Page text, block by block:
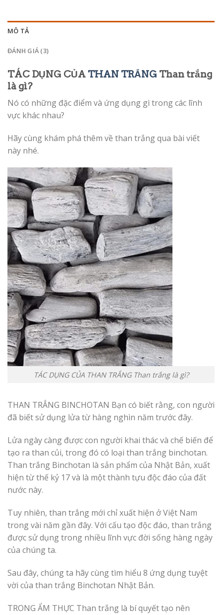
MÔ TẢ
ĐÁNH GIÁ (3)
TÁC DỤNG CỦA THAN TRẮNG Than trắng
là gì?
Nó có những đặc điểm và ứng dụng gì trong các lĩnh
vực khác nhau?
Hãy cùng khám phá thêm về than trắng qua bài viết
này nhé.
TÁC DỤNG CỦA THAN TRẮNG Than trắng là gì?
THAN TRẮNG BINCHOTAN Bạn có biết rằng, con người
đã biết sử dụng lửa từ hàng nghìn năm trước đây.
Lửa ngày càng được con người khai thác và chế biến để
tạo ra than củi, trong đó có loại than trắng binchotan.
Than trắng Binchotan là sản phẩm của Nhật Bản, xuất
hiện từ thế kỷ 17 và là một thành tựu độc đáo của đất
nước này.
Tuy nhiên, than trắng mới chỉ xuất hiện ở Việt Nam
trong vài năm gần đây. Với cấu tạo độc đáo, than trắng
được sử dụng trong nhiều lĩnh vực đời sống hàng ngày
của chúng ta.
Sau đây, chúng ta hãy cùng tìm hiểu 8 ứng dụng tuyệt
vời của than trắng Binchotan Nhật Bản.
TRONG ẨM THỰC Than trắng là bí quyết tạo nên